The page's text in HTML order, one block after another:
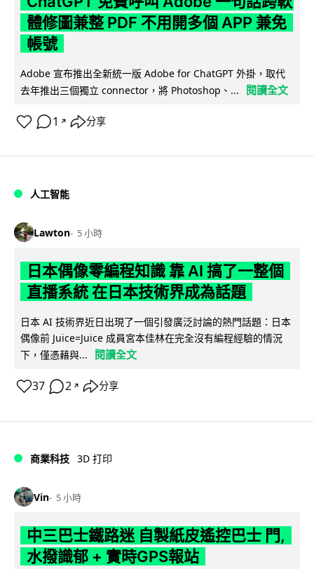
體修圖兼整 PDF 不用開多個 APP 兼免
帳號
Adobe 宣布推出全新統一版 Adobe for ChatGPT 外掛，取代
去年推出三個獨立 connector，將 Photoshop、...
閱讀全文
1 ↗ 分享
人工智能
Lawton 5 小時
日本偶像零編程知識 靠 AI 搞了一整個
直播系統 在日本技術界成為話題
日本 AI 技術界近日出現了一個引發廣泛討論的熱門話題：日本
偶像前 Juice=Juice 成員宮本佳林在完全沒有編程經驗的情況
下，僅憑藉與...
閱讀全文
37 2 ↗ 分享
商業科技 3D 打印
Vin 5 小時
中三巴士鐵路迷 自製紙皮遙控巴士 門,
水撥識郁 + 實時GPS報站